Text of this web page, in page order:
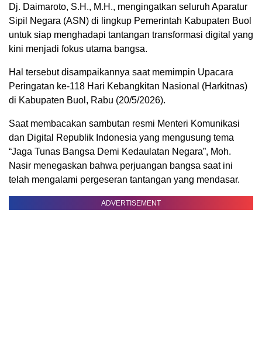
Dj. Daimaroto, S.H., M.H., mengingatkan seluruh Aparatur
Sipil Negara (ASN) di lingkup Pemerintah Kabupaten Buol
untuk siap menghadapi tantangan transformasi digital yang
kini menjadi fokus utama bangsa.
Hal tersebut disampaikannya saat memimpin Upacara
Peringatan ke-118 Hari Kebangkitan Nasional (Harkitnas)
di Kabupaten Buol, Rabu (20/5/2026).
Saat membacakan sambutan resmi Menteri Komunikasi
dan Digital Republik Indonesia yang mengusung tema
“Jaga Tunas Bangsa Demi Kedaulatan Negara”, Moh.
Nasir menegaskan bahwa perjuangan bangsa saat ini
telah mengalami pergeseran tantangan yang mendasar.
ADVERTISEMENT